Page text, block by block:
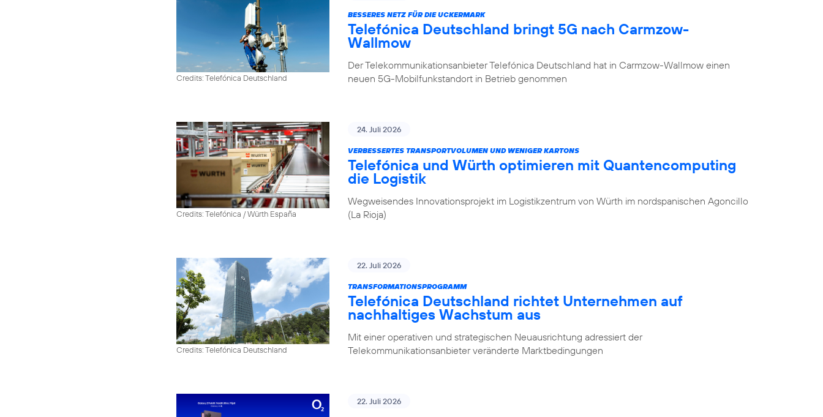
Credits: Telefónica Deutschland
BESSERES NETZ FÜR DIE UCKERMARK
Telefónica Deutschland bringt 5G nach Carmzow-
Wallmow
Der Telekommunikationsanbieter Telefónica Deutschland hat in Carmzow-Wallmow einen
neuen 5G-Mobilfunkstandort in Betrieb genommen
Credits: Telefónica / Würth España
24. Juli 2026
VERBESSERTES TRANSPORTVOLUMEN UND WENIGER KARTONS
Telefónica und Würth optimieren mit Quantencomputing
die Logistik
Wegweisendes Innovationsprojekt im Logistikzentrum von Würth im nordspanischen Agoncillo
(La Rioja)
Credits: Telefónica Deutschland
22. Juli 2026
TRANSFORMATIONSPROGRAMM
Telefónica Deutschland richtet Unternehmen auf
nachhaltiges Wachstum aus
Mit einer operativen und strategischen Neuausrichtung adressiert der
Telekommunikationsanbieter veränderte Marktbedingungen
22. Juli 2026